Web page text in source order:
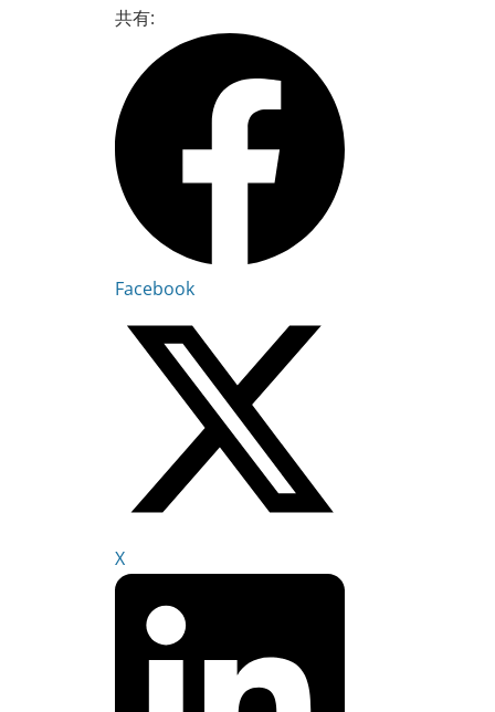
共有:
Facebook
X